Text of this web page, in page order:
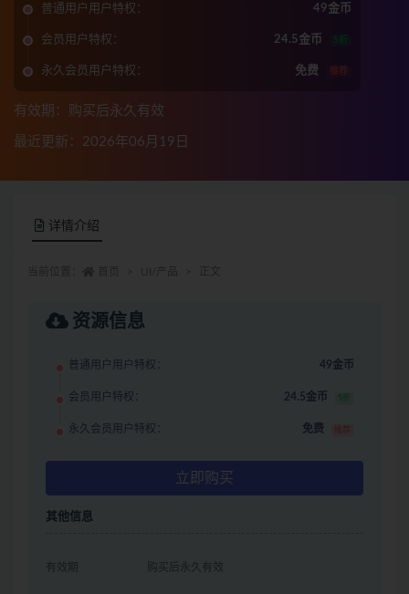
普通用户用户特权： 49金币
会员用户特权： 24.5金币 5折
永久会员用户特权： 免费 推荐
有效期：购买后永久有效
最近更新：2026年06月19日
详情介绍
资源信息
普通用户用户特权： 49金币
会员用户特权： 24.5金币 5折
永久会员用户特权： 免费 推荐
立即购买
其他信息
有效期 购买后永久有效